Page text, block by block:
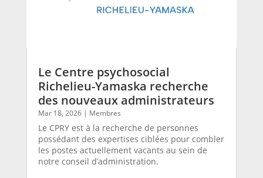
Le Centre psychosocial
Richelieu-Yamaska recherche
des nouveaux administrateurs
Mar 18, 2026| Membres
Le CPRY est à la recherche de personnes
possédant des expertises ciblées pour combler
les postes actuellement vacants au sein de
notre conseil d’administration.